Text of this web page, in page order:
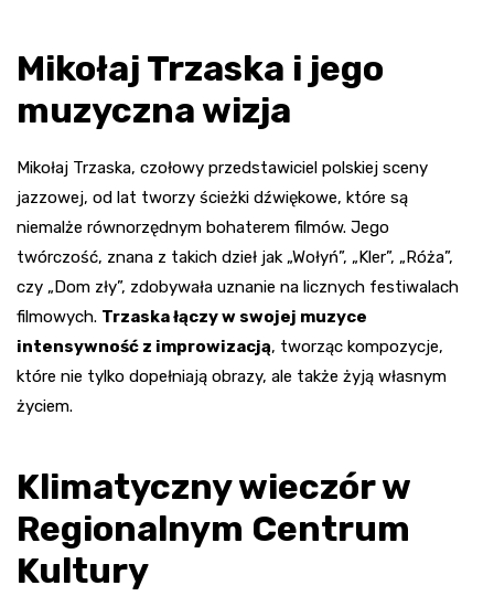
Mikołaj Trzaska i jego
muzyczna wizja
Mikołaj Trzaska, czołowy przedstawiciel polskiej sceny
jazzowej, od lat tworzy ścieżki dźwiękowe, które są
niemalże równorzędnym bohaterem filmów. Jego
twórczość, znana z takich dzieł jak „Wołyń”, „Kler”, „Róża”,
czy „Dom zły”, zdobywała uznanie na licznych festiwalach
filmowych. Trzaska łączy w swojej muzyce
intensywność z improwizacją, tworząc kompozycje,
które nie tylko dopełniają obrazy, ale także żyją własnym
życiem.
Klimatyczny wieczór w
Regionalnym Centrum
Kultury